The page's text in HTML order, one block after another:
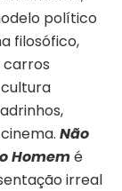
político
filosófico,
Não
Homemé
irreal